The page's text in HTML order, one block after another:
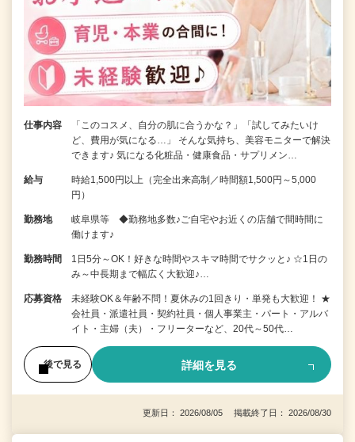
仕事内容
「このコスメ、自分の肌に合うかな？」「試してみたいけ
ど、費用が気になる…」 そんな気持ち、美容モニターで解決
できます♪ 気になる化粧品・健康食品・サプリメン…
給与
時給1,500円以上（完全出来高制／時間額1,500円～5,000
円）
勤務地
岐阜県等 ◆勤務地多数♪ご自宅やお近くの店舗で間時間に
働けます♪
勤務時間
1日5分～OK！好きな時間やスキマ時間でサクッと♪ ☆1日の
み～中長期まで幅広く大歓迎♪…
応募資格
未経験OK＆年齢不問！夏休みの1回きり・単発も大歓迎！ ★
会社員・派遣社員・契約社員・個人事業主・パート・アルバ
イト・主婦（夫）・フリーターなど、20代～50代…
後で見る 詳細を見る
更新日： 2026/08/05 掲載終了日： 2026/08/30